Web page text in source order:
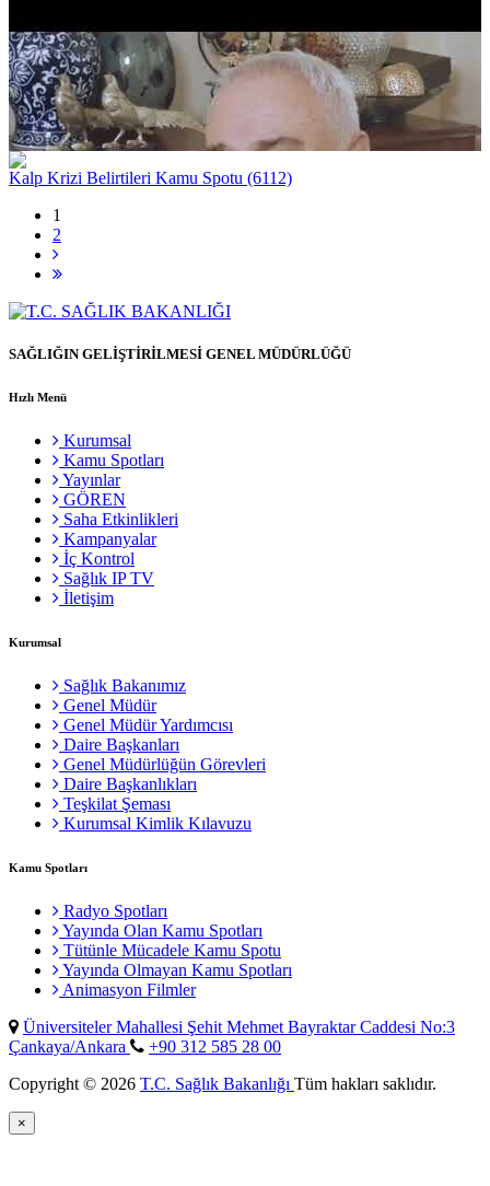
Kalp Krizi Belirtileri Kamu Spotu (6112)
1
2
SAĞLIĞIN GELİŞTİRİLMESİ GENEL MÜDÜRLÜĞÜ
Hızlı Menü
Kurumsal
Kamu Spotları
Yayınlar
GÖREN
Saha Etkinlikleri
Kampanyalar
İç Kontrol
Sağlık IP TV
İletişim
Kurumsal
Sağlık Bakanımız
Genel Müdür
Genel Müdür Yardımcısı
Daire Başkanları
Genel Müdürlüğün Görevleri
Daire Başkanlıkları
Teşkilat Şeması
Kurumsal Kimlik Kılavuzu
Kamu Spotları
Radyo Spotları
Yayında Olan Kamu Spotları
Tütünle Mücadele Kamu Spotu
Yayında Olmayan Kamu Spotları
Animasyon Filmler
Üniversiteler Mahallesi Şehit Mehmet Bayraktar Caddesi No:3
Çankaya/Ankara
+90 312 585 28 00
Copyright © 2026 T.C. Sağlık Bakanlığı Tüm hakları saklıdır.
×